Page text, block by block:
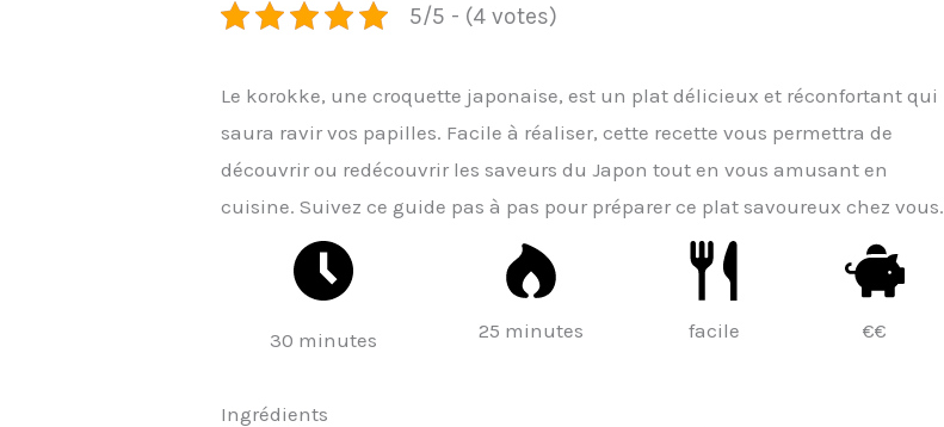
5/5 - (4 votes)
Le korokke, une croquette japonaise, est un plat délicieux et réconfortant qui
saura ravir vos papilles. Facile à réaliser, cette recette vous permettra de
découvrir ou redécouvrir les saveurs du Japon tout en vous amusant en
cuisine. Suivez ce guide pas à pas pour préparer ce plat savoureux chez vous.
30 minutes 25 minutes facile €€
Ingrédients